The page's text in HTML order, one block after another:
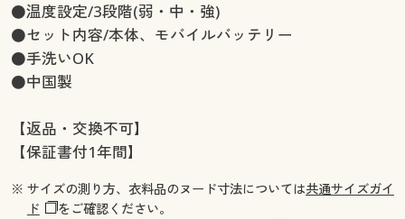
●温度設定/3段階(弱・中・強)
●セット内容/本体、モバイルバッテリー
●手洗いOK
●中国製
【返品・交換不可】
【保証書付1年間】
※ サイズの測り方、衣料品のヌード寸法については共通サイズガイ
ド
をご確認ください。